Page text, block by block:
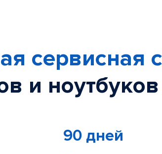
сервисная
и
90 дней